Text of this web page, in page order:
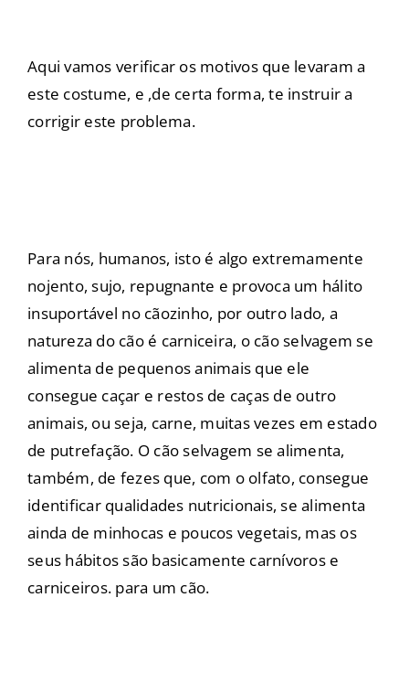
Aqui vamos verificar os motivos que levaram a
este costume, e ,de certa forma, te instruir a
corrigir este problema.
Para nós, humanos, isto é algo extremamente
nojento, sujo, repugnante e provoca um hálito
insuportável no cãozinho, por outro lado, a
natureza do cão é carniceira, o cão selvagem se
alimenta de pequenos animais que ele
consegue caçar e restos de caças de outro
animais, ou seja, carne, muitas vezes em estado
de putrefação. O cão selvagem se alimenta,
também, de fezes que, com o olfato, consegue
identificar qualidades nutricionais, se alimenta
ainda de minhocas e poucos vegetais, mas os
seus hábitos são basicamente carnívoros e
carniceiros. para um cão.